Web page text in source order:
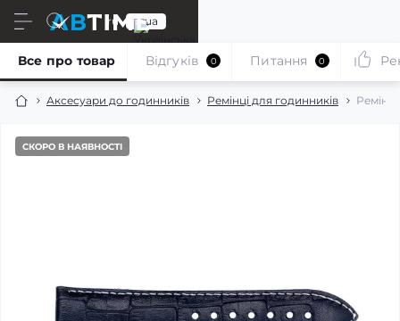
ru ua
Аксесуари до годинників Ремінці для годинників
Все про товар Відгуків 0 Питання 0
СКОРО В НАЯВНОСТІ